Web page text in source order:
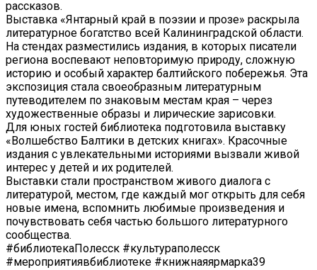
рассказов.
Выставка «Янтарный край в поэзии и прозе» раскрыла
литературное богатство всей Калининградской области.
На стендах разместились издания, в которых писатели
региона воспевают неповторимую природу, сложную
историю и особый характер балтийского побережья. Эта
экспозиция стала своеобразным литературным
путеводителем по знаковым местам края – через
художественные образы и лирические зарисовки.
Для юных гостей библиотека подготовила выставку
«Волшебство Балтики в детских книгах». Красочные
издания с увлекательными историями вызвали живой
интерес у детей и их родителей.
Выставки стали пространством живого диалога с
литературой, местом, где каждый мог открыть для себя
новые имена, вспомнить любимые произведения и
почувствовать себя частью большого литературного
сообщества.
#библиотекаПолесск #культураполесск
#мероприятиявбиблиотеке #книжнаяярмарка39